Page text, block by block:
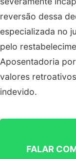
reversão dessa
especializada no
pelo
Aposentadoria
valores
indevido.
FALAR